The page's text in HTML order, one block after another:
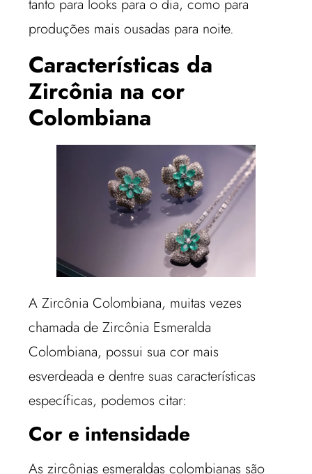
tanto para looks para o dia, como para
produções mais ousadas para noite.
Características da
Zircônia na cor
Colombiana
A Zircônia Colombiana, muitas vezes
chamada de Zircônia Esmeralda
Colombiana, possui sua cor mais
esverdeada e dentre suas características
específicas, podemos citar:
Cor e intensidade
As zircônias esmeraldas colombianas são